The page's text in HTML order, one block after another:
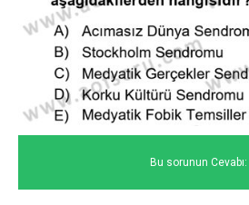
Bu sorunun Cevabı: